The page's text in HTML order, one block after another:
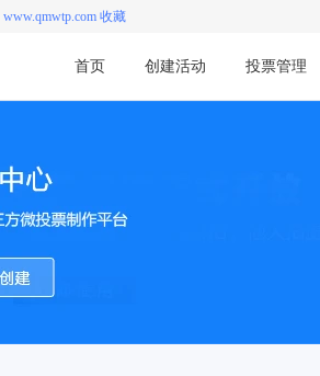
www.qmwtp.com 收藏
首页 创建活动 投票管理